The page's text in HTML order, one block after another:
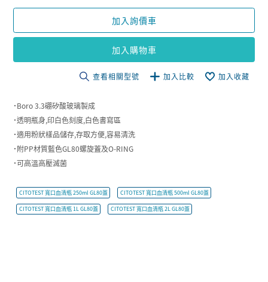
加入詢價車
加入購物車
查看相關型號 加入比較 加入收藏
˙Boro 3.3硼矽酸玻璃製成
˙透明瓶身,印白色刻度,白色書寫區
˙適用粉狀樣品儲存,存取方便,容易清洗
˙附PP材質藍色GL80螺旋蓋及O-RING
˙可高溫高壓滅菌
CITOTEST 寬口血清瓶 250ml GL80蓋 CITOTEST 寬口血清瓶 500ml GL80蓋
CITOTEST 寬口血清瓶 1L GL80蓋 CITOTEST 寬口血清瓶 2L GL80蓋